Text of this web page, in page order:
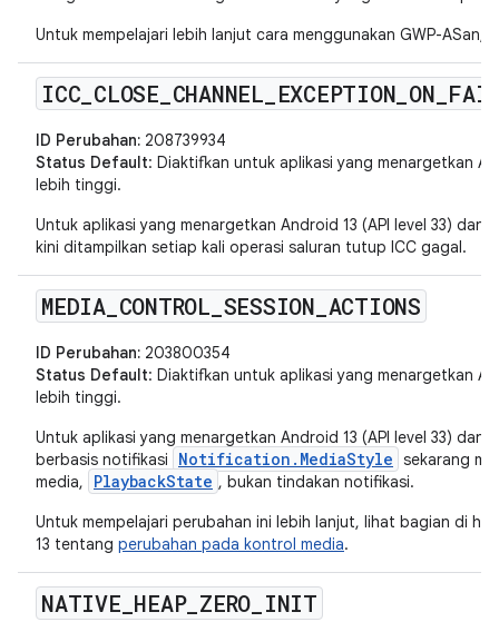
Untuk mempelajari lebih lanjut cara menggunakan GWP-ASan,
ICC CLOSE CHANNEL EXCEPTION ON
ID Perubahan: 208739934
Status Default: Diaktifkan untuk aplikasi yang menargetkan
lebih tinggi.
Untuk aplikasi yang menargetkan Android 13 (API level 33) dan
kini ditampilkan setiap kali operasi saluran tutup ICC gagal.
MEDIA_ CONTROL SESSION ACTIONS
ID Perubahan: 203800354
Status Default: Diaktifkan untuk aplikasi yang menargetkan
lebih tinggi.
Untuk aplikasi yang menargetkan Android 13 (API level 33)
berbasis notifikasi
Notification.MediaStyle sekarang
media,
PlaybackState , bukan tindakan notifikasi.
Untuk mempelajari perubahan ini lebih lanjut, lihat bagian di
13 tentang perubahan pada kontrol media.
NATIVE HEAP_ ZERO INIT